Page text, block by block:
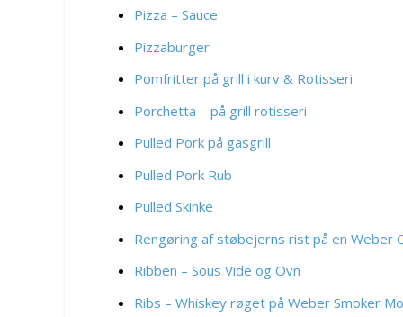
Pizza – Sauce
Pizzaburger
Pomfritter på grill i kurv & Rotisseri
Porchetta – på grill rotisseri
Pulled Pork på gasgrill
Pulled Pork Rub
Pulled Skinke
Rengøring af støbejerns rist på en Weber
Ribben – Sous Vide og Ovn
Ribs – Whiskey røget på Weber Smoker